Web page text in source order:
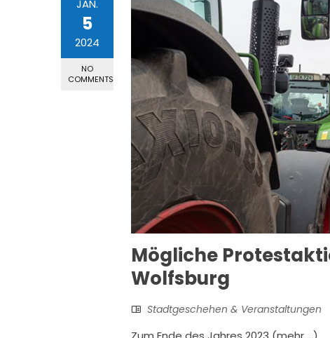
JAN.
5
2024
NO
COMMENTS
Mögliche
Wolfsburg
Stadtgeschehen & Veranstaltungen